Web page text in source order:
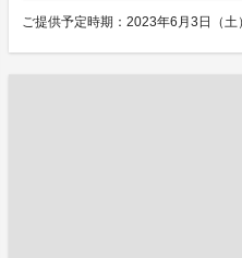
ご提供予定時期：2023年6月3日（土）